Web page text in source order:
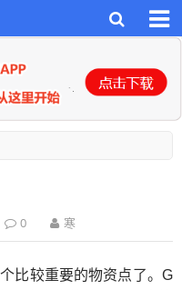
0 寒
比较重要的物资点了。G